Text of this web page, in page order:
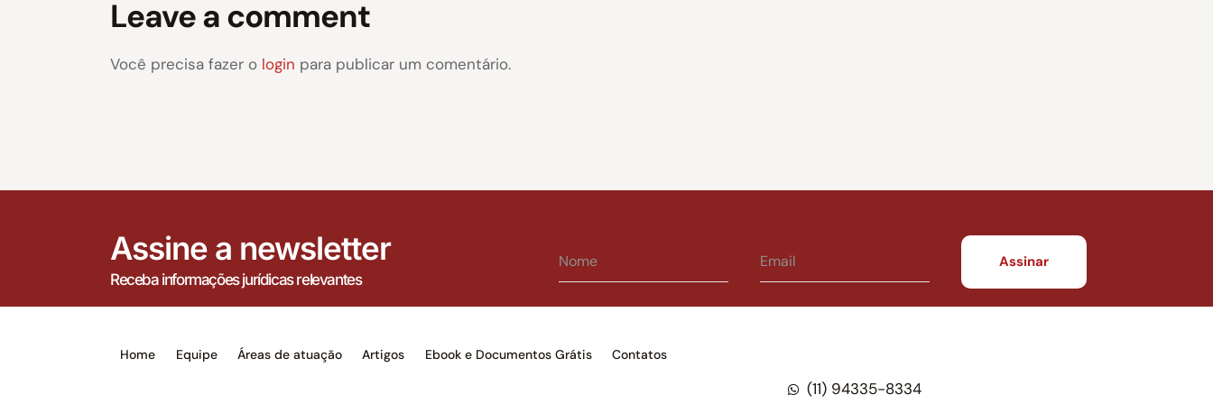
Leave a comment
Você precisa fazer o login para publicar um comentário.
Assine a newsletter
Receba informações jurídicas relevantes
Home Equipe Áreas de atuação Artigos Ebook e Documentos Grátis Contatos
(11) 94335-8334